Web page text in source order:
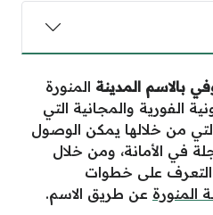
بالاسم المدينة المنورة
الفورية والمجانية التي
من خلالها يمكن الوصول
في الأمانة، ومن خلال
على خطوات
المنورة عن طريق الاسم.